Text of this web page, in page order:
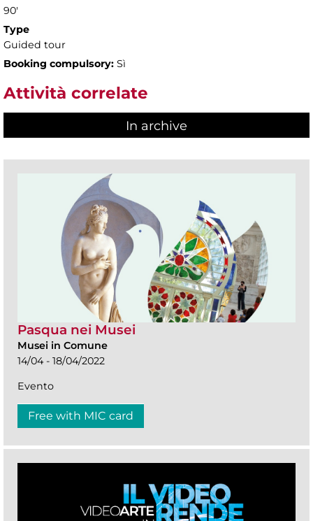
90'
Type
Guided tour
Booking compulsory: Sì
Attività correlate
In archive
Pasqua nei Musei
Musei in Comune
14/04 - 18/04/2022
Evento
Free with MIC card